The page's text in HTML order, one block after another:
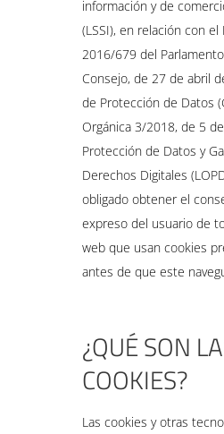
información y de
(LSSI), en relación con el
2016/679 del
Consejo, de 27 de abril
de Protección de Datos
Orgánica 3/2018, de 5
Protección de Datos y
Derechos Digitales
obligado obtener el
expreso del usuario de
web que usan cookies
antes de que este
¿QUÉ SON
COOKIES?
Las cookies y otras